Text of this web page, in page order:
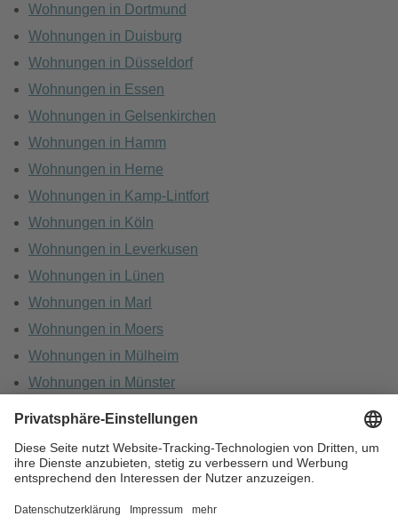
Wohnungen in Dortmund
Wohnungen in Duisburg
Wohnungen in Düsseldorf
Wohnungen in Essen
Wohnungen in Gelsenkirchen
Wohnungen in Hamm
Wohnungen in Herne
Wohnungen in Kamp-Lintfort
Wohnungen in Köln
Wohnungen in Leverkusen
Wohnungen in Lünen
Wohnungen in Marl
Wohnungen in Moers
Wohnungen in Mülheim
Wohnungen in Münster
HOME KARRIERE